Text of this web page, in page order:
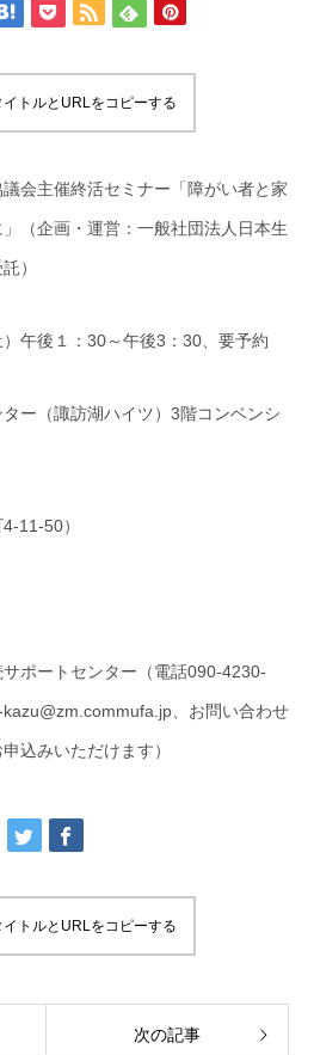
イトルとURLをコピーする
会主催終活セミナー「障がい者と家
（企画・運営：一般社団法人日本生
）
午後１：30～午後3：30、要予約
ー（諏訪湖ハイツ）3階コンベンシ
11-50）
ポートセンター（電話090-4230-
、お問い合わせ
込みいただけます）
イトルとURLをコピーする
次の記事